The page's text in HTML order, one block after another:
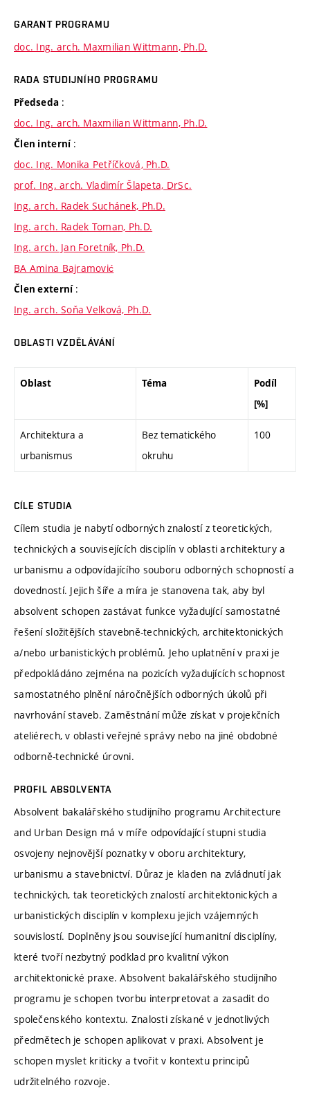
GARANT PROGRAMU
doc. Ing. arch. Maxmilian Wittmann, Ph.D.
RADA STUDIJNÍHO PROGRAMU
Předseda :
doc. Ing. arch. Maxmilian Wittmann, Ph.D.
Člen interní :
doc. Ing. Monika Petříčková, Ph.D.
prof. Ing. arch. Vladimír Šlapeta, DrSc.
Ing. arch. Radek Suchánek, Ph.D.
Ing. arch. Radek Toman, Ph.D.
Ing. arch. Jan Foretník, Ph.D.
BA Amina Bajramović
Člen externí :
Ing. arch. Soňa Velková, Ph.D.
OBLASTI VZDĚLÁVÁNÍ
Oblast Téma
Podíl
[%]
Architektura a
urbanismus
Bez tematického
okruhu
100
CÍLE STUDIA
Cílem studia je nabytí odborných znalostí z teoretických,
technických a souvisejících disciplín v oblasti architektury a
urbanismu a odpovídajícího souboru odborných schopností a
dovedností. Jejich šíře a míra je stanovena tak, aby byl
absolvent schopen zastávat funkce vyžadující samostatné
řešení složitějších stavebně-technických, architektonických
a/nebo urbanistických problémů. Jeho uplatnění v praxi je
předpokládáno zejména na pozicích vyžadujících schopnost
samostatného plnění náročnějších odborných úkolů při
navrhování staveb. Zaměstnání může získat v projekčních
ateliérech, v oblasti veřejné správy nebo na jiné obdobné
odborně-technické úrovni.
PROFIL ABSOLVENTA
Absolvent bakalářského studijního programu Architecture
and Urban Design má v míře odpovídající stupni studia
osvojeny nejnovější poznatky v oboru architektury,
urbanismu a stavebnictví. Důraz je kladen na zvládnutí jak
technických, tak teoretických znalostí architektonických a
urbanistických disciplín v komplexu jejich vzájemných
souvislostí. Doplněny jsou související humanitní disciplíny,
které tvoří nezbytný podklad pro kvalitní výkon
architektonické praxe. Absolvent bakalářského studijního
programu je schopen tvorbu interpretovat a zasadit do
společenského kontextu. Znalosti získané v jednotlivých
předmětech je schopen aplikovat v praxi. Absolvent je
schopen myslet kriticky a tvořit v kontextu principů
udržitelného rozvoje.